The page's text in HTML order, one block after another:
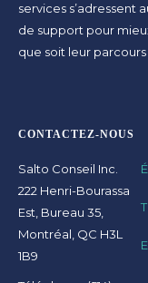
services s’adressent
de support pour
que soit leur
CONTACTEZ-NOUS
Salto Conseil Inc.
222 Henri-Bourassa
Est, Bureau 35,
Montréal, QC H3L
1B9